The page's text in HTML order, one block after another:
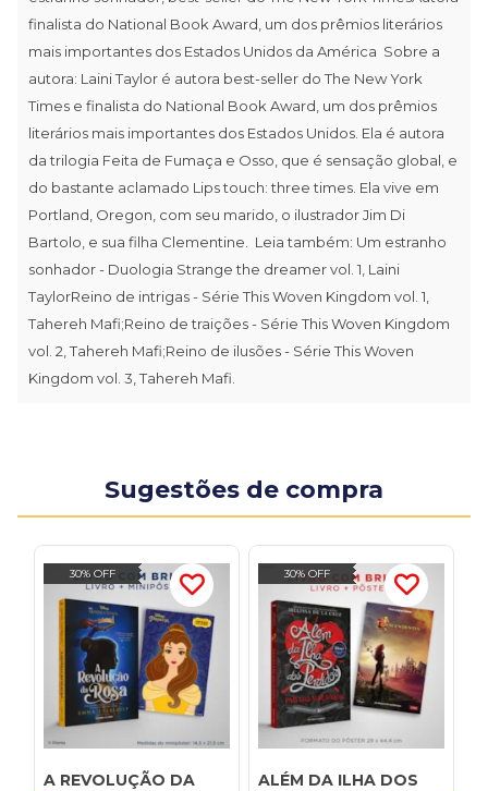
finalista do National Book Award, um dos prêmios literários
mais importantes dos Estados Unidos da América Sobre a
autora: Laini Taylor é autora best-seller do The New York
Times e finalista do National Book Award, um dos prêmios
literários mais importantes dos Estados Unidos. Ela é autora
da trilogia Feita de Fumaça e Osso, que é sensação global, e
do bastante aclamado Lips touch: three times. Ela vive em
Portland, Oregon, com seu marido, o ilustrador Jim Di
Bartolo, e sua filha Clementine. Leia também: Um estranho
sonhador - Duologia Strange the dreamer vol. 1, Laini
TaylorReino de intrigas - Série This Woven Kingdom vol. 1,
Tahereh Mafi;Reino de traições - Série This Woven Kingdom
vol. 2, Tahereh Mafi;Reino de ilusões - Série This Woven
Kingdom vol. 3, Tahereh Mafi.
Sugestões de compra
30% OFF
A REVOLUÇÃO DA
30% OFF
ALÉM DA ILHA DOS